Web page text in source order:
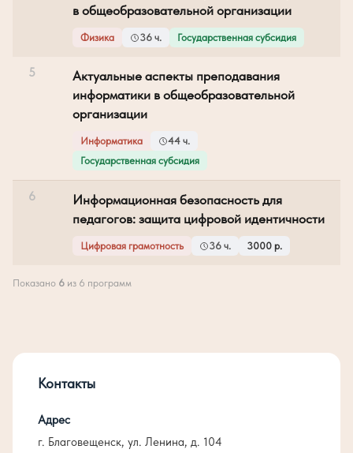
в общеобразовательной организации
Физика 36 ч. Государственная субсидия
5
Актуальные аспекты преподавания
информатики в общеобразовательной
организации
Информатика
44 ч.
Государственная субсидия
6
Информационная безопасность для
педагогов: защита цифровой идентичности
Цифровая грамотность 36 ч. 3000 р.
Показано 6 из 6 программ
Контакты
Адрес
г. Благовещенск, ул. Ленина, д. 104